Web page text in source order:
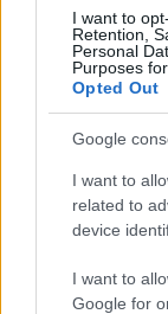
I want to
Retention,
Personal
Purposes
Opted Out
Google
I want to
related to
device
I want to
Google for
sul